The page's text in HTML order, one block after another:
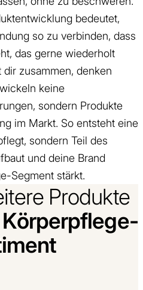
bedeutet,
so zu verbinden, dass
das gerne wiederholt
zusammen, denken
keine
sondern Produkte
im Markt. So entsteht eine
sondern Teil des
und deine Brand
Segment stärkt.
Produkte
Körperpflege-